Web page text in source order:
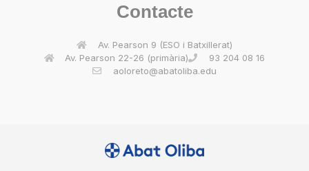
Contacte
Av. Pearson 9 (ESO i Batxillerat)
Av. Pearson 22-26 (primària)
93 204 08 16
aoloreto@abatoliba.edu